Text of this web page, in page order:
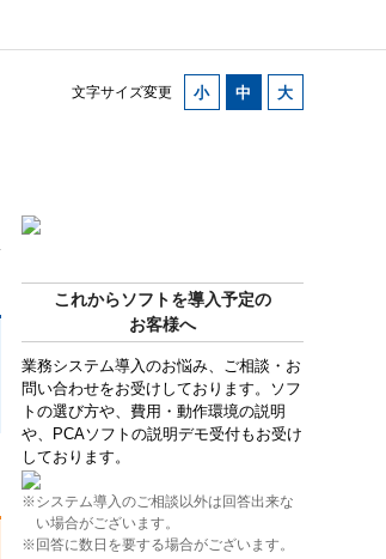
文字サイズ変更
これからソフトを導入予定の
お客様へ
業務システム導入のお悩み、ご相談・お
問い合わせをお受けしております。ソフ
トの選び方や、費用・動作環境の説明
や、PCAソフトの説明デモ受付もお受け
しております。
※システム導入のご相談以外は回答出来な
い場合がございます。
※回答に数日を要する場合がございます。